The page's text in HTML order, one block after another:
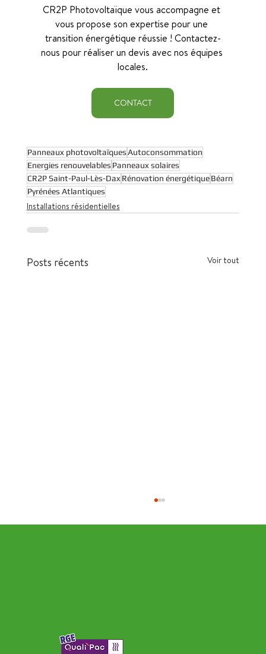
CR2P Photovoltaïque vous accompagne et
vous propose son expertise pour une
transition énergétique réussie ! Contactez-
nous pour réaliser un devis avec nos équipes
locales.
CONTACT
Panneaux photovoltaïquesAutoconsommation
Energies renouvelables Panneaux solaires
CR2P Saint-Paul-Lès-Dax Rénovation énergétique Béarn
Pyrénées Atlantiques
Installations résidentielles
Posts récents Voir tout
Installation photovoltaïque résidentielle à
Poueyferré (65).